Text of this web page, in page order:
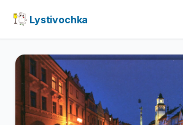
Lystivochka